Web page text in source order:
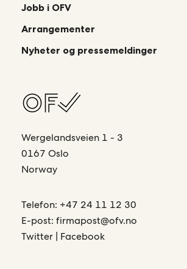
Jobb i OFV
Arrangementer
Nyheter og pressemeldinger
Wergelandsveien 1 - 3
0167 Oslo
Norway
Telefon: +47 24 11 12 30
E-post:firmapost@ofv.no
Twitter | Facebook